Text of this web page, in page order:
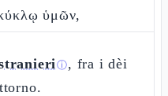
ὑμῶν,
ⓘ, fra i dèi